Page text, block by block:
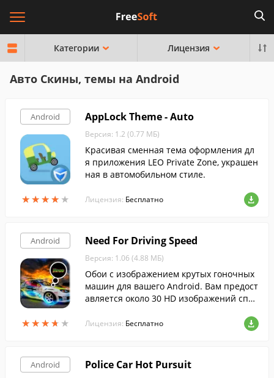
Категории Лицензия
Авто Скины, темы на Android
Android
★★★★ ★
★★★★ ★
AppLock Theme - Auto
Версия: 1.2 (0.77 МБ)
Красивая сменная тема оформления дл
я приложения LEO Private Zone, украшен
ная в автомобильном стиле.
Лицензия: Бесплатно
Android
★★★★ ★
★★★★ ★
Need For Driving Speed
Версия: 1.06 (4.88 МБ)
Обои с изображением крутых гоночных
машин для вашего Android. Вам предост
авляется около 30 HD изображений спор
Лицензия: Бесплатно
Android Police Car Hot Pursuit